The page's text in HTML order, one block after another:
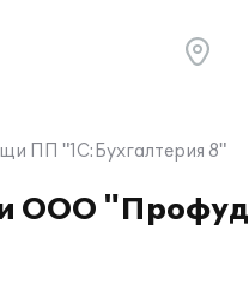
ПП "1С:Бухгалтерия 8"
ООО "Профуд